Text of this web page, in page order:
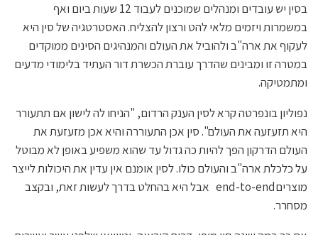
בסין יש עובדים ומנהלים שמוכנים לעבוד 12 שעות ביום ואף
במשמרות ויזמים מלאי להט ורצון להצליח. האסטרטגיה של סין היא
לעקוף את ארה"ב ולהוביל את העולם והמנהיגים הסינים ממוקדים
במטרה זו ומבינים שהדרך עוברת הכשרת דור העתיד בלימודי מדעים
ומתמטיקה.
נפוליון בונפרטה קרא לסין הענק הרדום, "הניחו לה לישון אם תתעורר
היא תזעזעה את העולם". סין אכן התעוררה והיא אכן מזעזעת את
העולם הדרקון הפך להיות כה גדול עד שהוא משפיע באופן לא מבוטל
על כלכלת ארה"ב והעולם כולו. לסין אומנם אין עדין את היכולות לייצר
מוצריםend-to-end אבל היא בהחלט בדרך לעשות זאת, ובקצב
מסחרר.